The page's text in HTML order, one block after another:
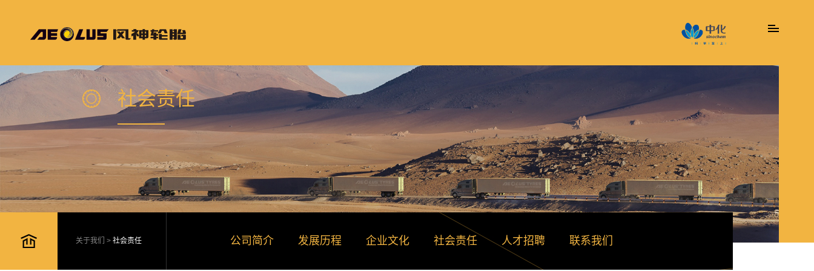
社会责任
关于我们 > 社会责任 公司简介 发展历程 企业文化 社会责任 人才招聘 联系我们